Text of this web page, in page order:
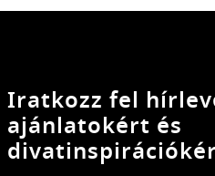
Iratkozz fel
ajánlatokért és